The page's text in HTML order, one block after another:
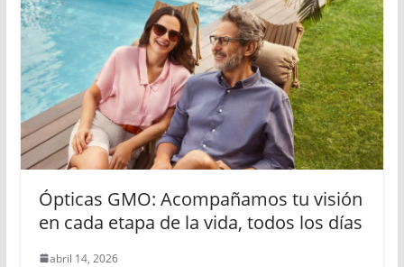
Ópticas GMO: Acompañamos tu visión
en cada etapa de la vida, todos los días
abril 14, 2026